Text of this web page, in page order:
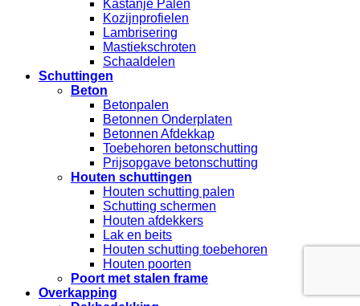
Kastanje Palen
Kozijnprofielen
Lambrisering
Mastiekschroten
Schaaldelen
Schuttingen
Beton
Betonpalen
Betonnen Onderplaten
Betonnen Afdekkap
Toebehoren betonschutting
Prijsopgave betonschutting
Houten schuttingen
Houten schutting palen
Schutting schermen
Houten afdekkers
Lak en beits
Houten schutting toebehoren
Houten poorten
Poort met stalen frame
Overkapping